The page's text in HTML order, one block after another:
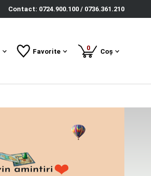
Contact: 0724.900.100 / 0736.361.210
Favorite 0produse
Coș